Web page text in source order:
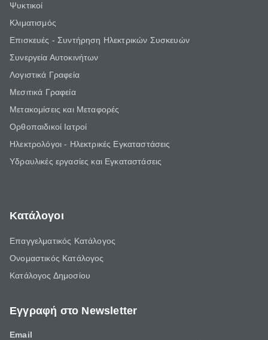
Ψυκτικοί
Κλιματισμός
Επισκευές - Συντήρηση Ηλεκτρικών Συσκευών
Συνεργεία Αυτοκινήτων
Λογιστικά Γραφεία
Μεσιτικά Γραφεία
Μετακομίσεις και Μεταφορές
Ορθοπαιδικοί Ιατροί
Ηλεκτρολόγοι - Ηλεκτρικές Εγκαταστάσεις
Υδραυλικές εργασίες και Εγκαταστάσεις
Κατάλογοι
Επαγγελματικός Κατάλογος
Ονομαστικός Κατάλογος
Κατάλογος Δημοσίου
Εγγραφή στο Newsletter
Email